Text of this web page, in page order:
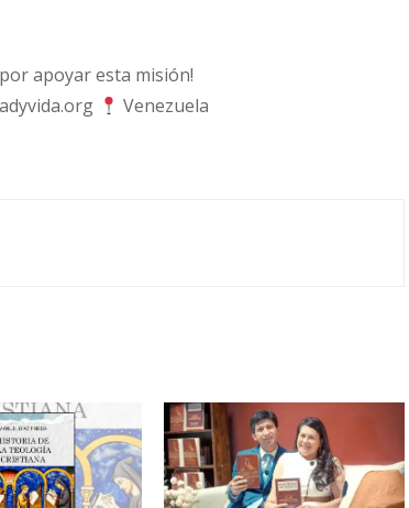
apoyar esta misión!
Venezuela